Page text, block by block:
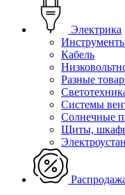
Электрика
Кабель
Разные
Системы
Солнечные
Щиты,